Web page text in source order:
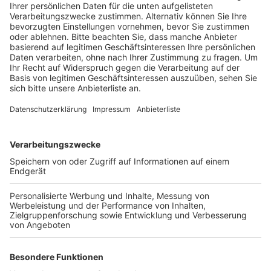
dann um die Mobilstationen, die Nutzern ja das
Umsteigen zwischen verschiedenen
Verkehrsmitteln einfacher machen sollen.
Veröffentlicht:Montag, 21.09.2020 14:24
Die Mitglieder eines Forschungsprojektes wollen
wissen, wie die Nutzer die Mobilstationen
wahrnehmen, welche Verbesserungen sie sich
wünschen und ob sich ihr Mobilverhalten durch die
Stationen verändert hat. Zusätzlich werden Menschen
drumherum gefragt, vor allem Autofahrer. Sie sollen
verraten, für welche Strecken sie das Auto nutzen –
und warum sie nicht Alternativen über die Mobilstation
nutzen. Ziel des Projektes ist des, den Verkehr in der